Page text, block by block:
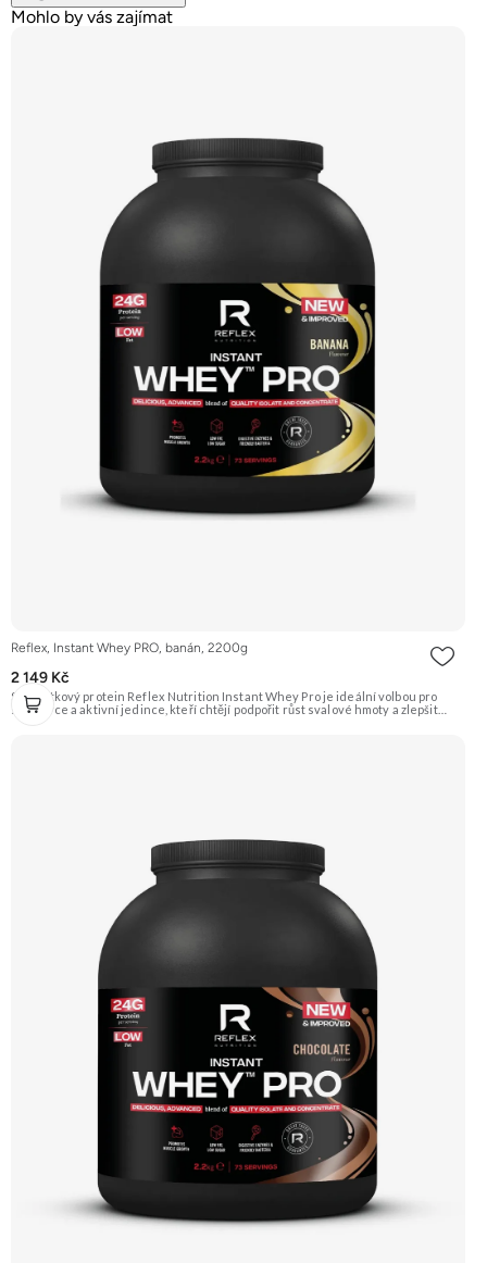
Mohlo by vás zajímat
Reflex, Instant Whey PRO, banán, 2200g
2 149 Kč
Syrovátkový protein Reflex Nutrition Instant Whey Pro je ideální volbou pro
sportovce a aktivní jedince, kteří chtějí podpořit růst svalové hmoty a zlepšit